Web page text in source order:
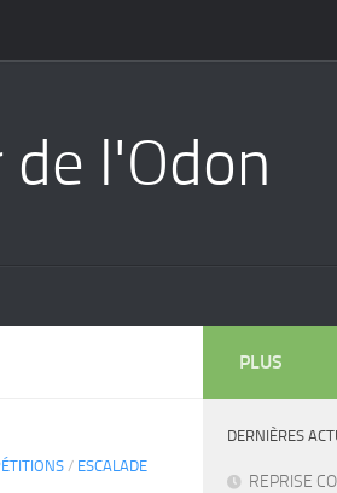
de l'Odon
/ ESCALADE
PLUS
DERNIÈRES
REPRISE